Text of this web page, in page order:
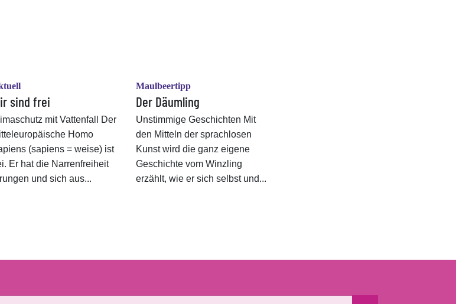
sind frei
mit Vattenfall Der
Homo
(sapiens = weise) ist
Er hat die Narrenfreiheit
und sich aus...
Maulbeertipp
Der Däumling
Unstimmige Geschichten Mit
den Mitteln der sprachlosen
Kunst wird die ganz eigene
Geschichte vom Winzling
erzählt, wie er sich selbst und...